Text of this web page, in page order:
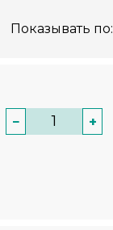
Показывать по:
− +